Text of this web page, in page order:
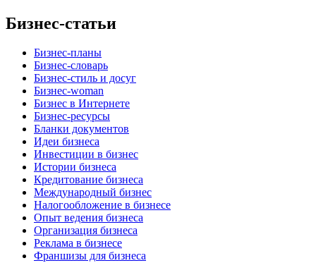
Бизнес-статьи
Бизнес-планы
Бизнес-словарь
Бизнес-стиль и досуг
Бизнес-woman
Бизнес в Интернете
Бизнес-ресурсы
Бланки документов
Идеи бизнеса
Инвестиции в бизнес
Истории бизнеса
Кредитование бизнеса
Международный бизнес
Налогообложение в бизнесе
Опыт ведения бизнеса
Организация бизнеса
Реклама в бизнесе
Франшизы для бизнеса